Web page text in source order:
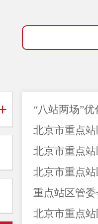
“八站两场”
北京市重点
北京市重点
北京市重点
重点站区管
北京市重点